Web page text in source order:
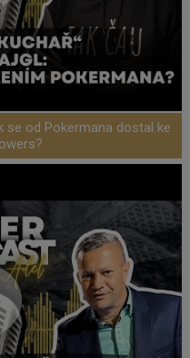
se od Pokermana dostal ke